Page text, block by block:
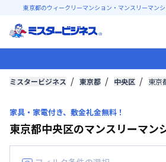
東京都のウィークリーマンション・マンスリーマン
ミスタービジネス 東京都 中央区 東京
家具・家電付き、敷金礼金無料！
東京都中央区のマンスリーマン